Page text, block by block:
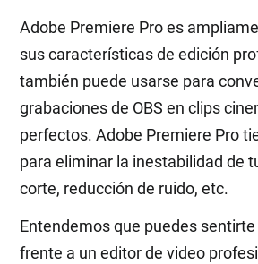
Adobe Premiere Pro es
sus características de edición
también puede usarse para
grabaciones de OBS en clips
perfectos. Adobe Premiere Pro
para eliminar la inestabilidad de
corte, reducción de ruido, etc.
Entendemos que puedes
frente a un editor de video